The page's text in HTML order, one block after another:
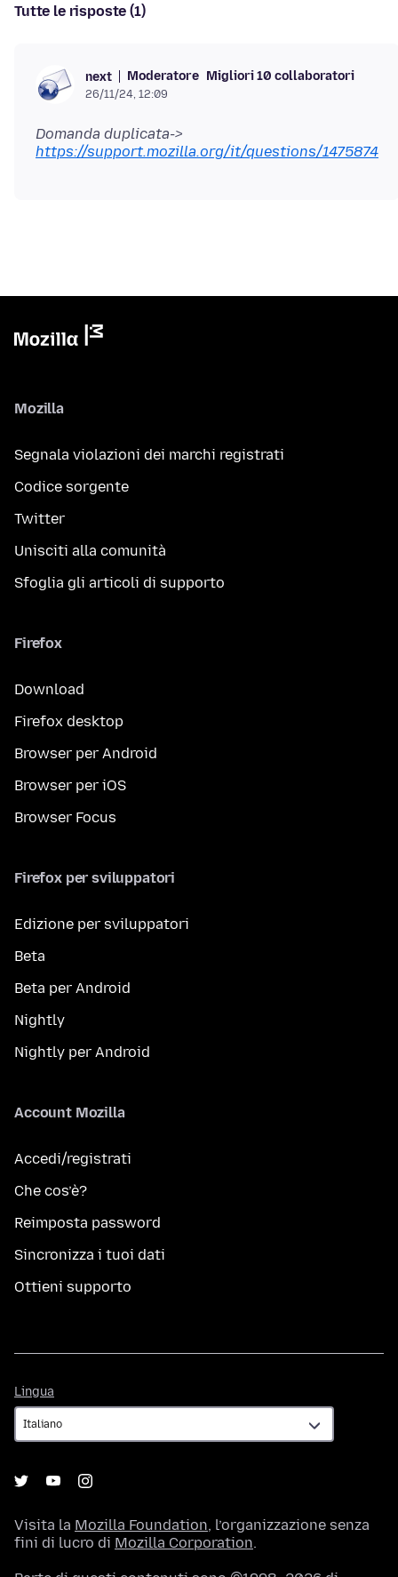
Tutte le risposte (1)
next Moderatore Migliori 10 collaboratori
26/11/24, 12:09
Domanda duplicata->
https://support.mozilla.org/it/questions/1475874
Mozilla
Segnala violazioni dei marchi registrati
Codice sorgente
Twitter
Unisciti alla comunità
Sfoglia gli articoli di supporto
Firefox
Download
Firefox desktop
Browser per Android
Browser per iOS
Browser Focus
Firefox per sviluppatori
Edizione per sviluppatori
Beta
Beta per Android
Nightly
Nightly per Android
Account Mozilla
Accedi/registrati
Che cos’è?
Reimposta password
Sincronizza i tuoi dati
Ottieni supporto
Lingua
Visita la Mozilla Foundation, l’organizzazione senza
fini di lucro di Mozilla Corporation.